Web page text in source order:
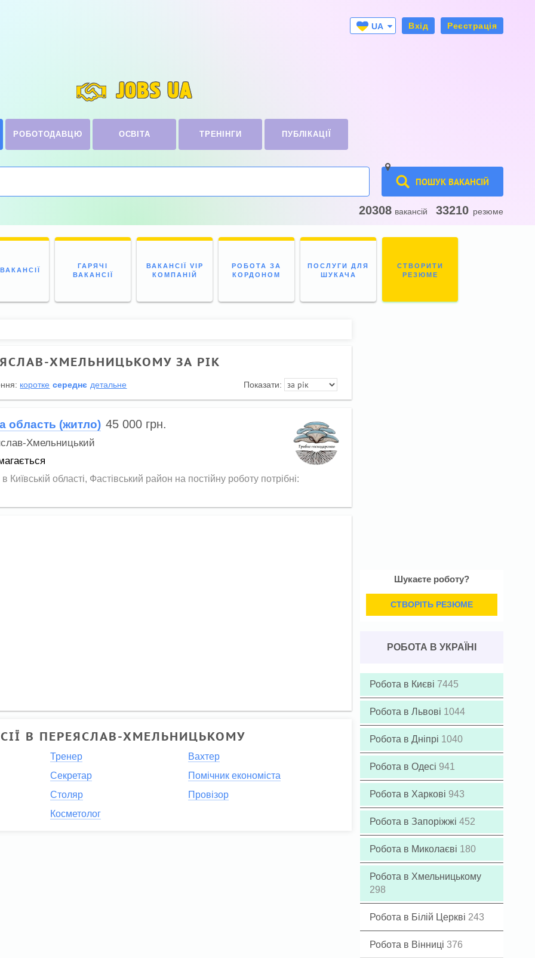
UA
Вхід Реєстрація
JOBS UA
РОБОТОДАВЦЮ ОСВІТА ТРЕНІНГИ ПУБЛІКАЦІЇ
ПОШУК ВАКАНСІЙ
20308 вакансій 33210 резюме
ГАРЯЧІ
ВАКАНСІЇ
ВАКАНСІЇ VIP
КОМПАНІЙ
РОБОТА ЗА
КОРДОНОМ
ПОСЛУГИ ДЛЯ
ШУКАЧА
СТВОРИТИ
РЕЗЮМЕ
ХМЕЛЬНИЦЬКОМУ ЗА РІК
коротке середнє детальне Показати:
область (житло) 45 000 грн.
Хмельницький
області, Фастівський район на постійну роботу потрібні:
В ПЕРЕЯСЛАВ-ХМЕЛЬНИЦЬКОМУ
Тренер
Вахтер
Секретар
Помічник економіста
Столяр
Провізор
Косметолог
Шукаєте роботу?
СТВОРІТЬ РЕЗЮМЕ
РОБОТА В УКРАЇНІ
Робота в Києві 7445
Робота в Львові 1044
Робота в Дніпрі 1040
Робота в Одесі 941
Робота в Харкові 943
Робота в Запоріжжі 452
Робота в Миколаєві 180
Робота в Хмельницькому
298
Робота в Білій Церкві 243
Робота в Вінниці 376